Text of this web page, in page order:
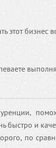
этот бизнес
быстро и
по